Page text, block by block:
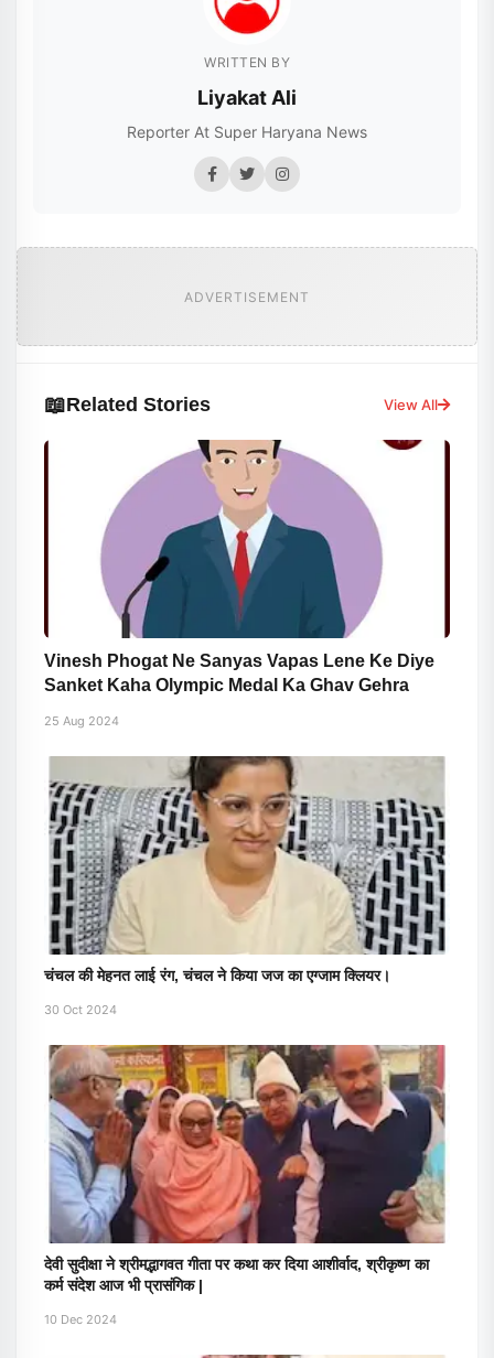
WRITTEN BY
Liyakat Ali
Reporter At Super Haryana News
ADVERTISEMENT
📖Related Stories View All
Vinesh Phogat Ne Sanyas Vapas Lene Ke Diye
Sanket Kaha Olympic Medal Ka Ghav Gehra
25 Aug 2024
चंचल की मेहनत लाई रंग, चंचल ने किया जज का एग्जाम क्लियर।
30 Oct 2024
देवी सुदीक्षा ने श्रीमद्भागवत गीता पर कथा कर दिया आशीर्वाद, श्रीकृष्ण का
कर्म संदेश आज भी प्रासंगिक |
10 Dec 2024